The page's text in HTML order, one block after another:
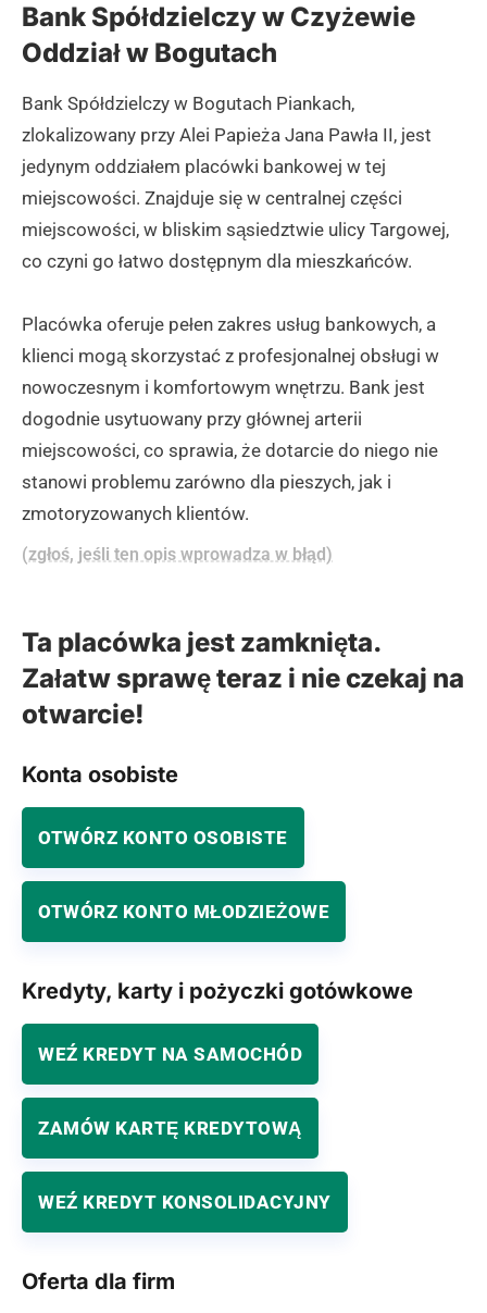
Bank Spółdzielczy w Czyżewie
Oddział w Bogutach
Bank Spółdzielczy w Bogutach Piankach,
zlokalizowany przy Alei Papieża Jana Pawła II, jest
jedynym oddziałem placówki bankowej w tej
miejscowości. Znajduje się w centralnej części
miejscowości, w bliskim sąsiedztwie ulicy Targowej,
co czyni go łatwo dostępnym dla mieszkańców.
Placówka oferuje pełen zakres usług bankowych, a
klienci mogą skorzystać z profesjonalnej obsługi w
nowoczesnym i komfortowym wnętrzu. Bank jest
dogodnie usytuowany przy głównej arterii
miejscowości, co sprawia, że dotarcie do niego nie
stanowi problemu zarówno dla pieszych, jak i
zmotoryzowanych klientów.
(zgłoś, jeśli ten opis wprowadza w błąd)
Ta placówka jest zamknięta.
Załatw sprawę teraz i nie czekaj na
otwarcie!
Konta osobiste
OTWÓRZ KONTO OSOBISTE
OTWÓRZ KONTO MŁODZIEŻOWE
Kredyty, karty i pożyczki gotówkowe
WEŹ KREDYT NA SAMOCHÓD
ZAMÓW KARTĘ KREDYTOWĄ
WEŹ KREDYT KONSOLIDACYJNY
Oferta dla firm